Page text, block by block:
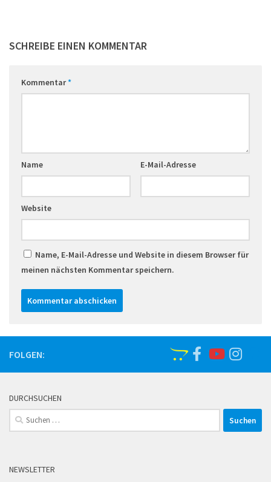
SCHREIBE EINEN KOMMENTAR
Kommentar*
Name E-Mail-Adresse
Website
Name, E-Mail-Adresse und Website in diesem Browser für
meinen nächsten Kommentar speichern.
FOLGEN:
DURCHSUCHEN
Suchen
nach:
NEWSLETTER